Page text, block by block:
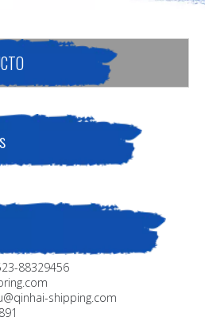
88329456
shipping.com